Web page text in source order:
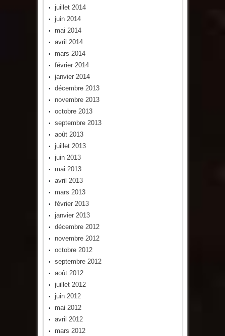
juillet 2014
juin 2014
mai 2014
avril 2014
mars 2014
février 2014
janvier 2014
décembre 2013
novembre 2013
octobre 2013
septembre 2013
août 2013
juillet 2013
juin 2013
mai 2013
avril 2013
mars 2013
février 2013
janvier 2013
décembre 2012
novembre 2012
octobre 2012
septembre 2012
août 2012
juillet 2012
juin 2012
mai 2012
avril 2012
mars 2012